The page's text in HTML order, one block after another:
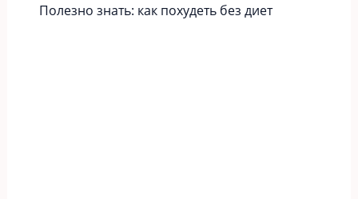
Полезно знать: как похудеть без диет